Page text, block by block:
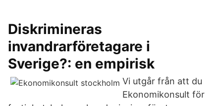
Diskrimineras
invandrarföretagare i
Sverige?: en empirisk
Vi utgår från att du
Ekonomikonsult för